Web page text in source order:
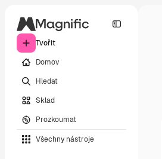
Tvořit
Domov
Hledat
Sklad
Prozkoumat
Všechny nástroje